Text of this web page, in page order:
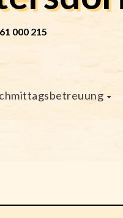
000 215